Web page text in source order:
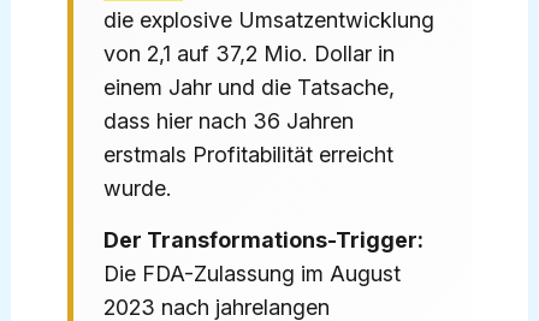
die explosive Umsatzentwicklung
von 2,1 auf 37,2 Mio. Dollar in
einem Jahr und die Tatsache,
dass hier nach 36 Jahren
erstmals Profitabilität erreicht
wurde.
Der Transformations-Trigger:
Die FDA-Zulassung im August
2023 nach jahrelangen